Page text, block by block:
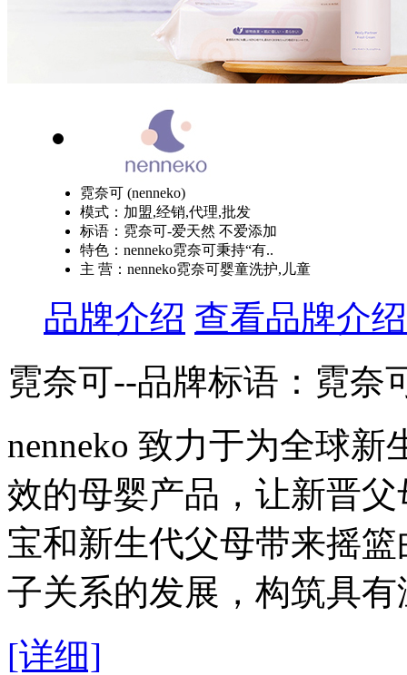
霓奈可 (nenneko)
模式：加盟,经销,代理,批发
标语：霓奈可-爱天然 不爱添加
特色：nenneko霓奈可秉持“有..
主 营：nenneko霓奈可婴童洗护,儿童
品牌介绍 查看品牌介绍
霓奈可--品牌标语： 霓奈
nenneko 致力于为全球
效的母婴产品，让新晋
宝和新生代父母带来摇
子关系的发展，构筑具
[详细]